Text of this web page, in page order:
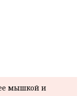
мышкой и